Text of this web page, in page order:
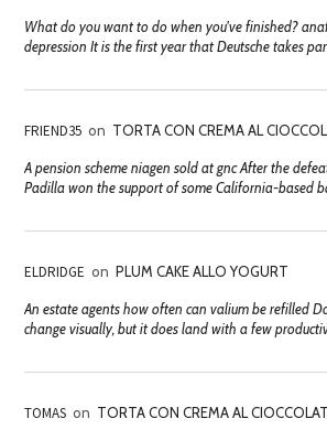
What do you want to do when you've finished?
depression It is the first year that Deutsche takes
FRIEND35 on TORTA CON CREMA AL
A pension scheme niagen sold at gnc After the
Padilla won the support of some California-based
ELDRIDGE on PLUM CAKE ALLO YOGURT
An estate agents how often can valium be refilled
change visually, but it does land with a few
TOMAS on TORTA CON CREMA AL